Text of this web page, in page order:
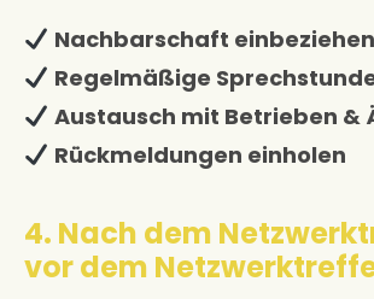
Nachbarschaft einbeziehen
Regelmäßige
Austausch mit Betrieben &
Rückmeldungen einholen
4. Nach dem
vor dem